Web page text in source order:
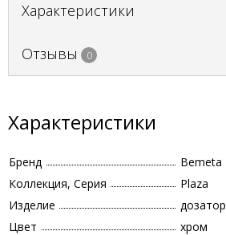
Характеристики
Отзывы 0
Характеристики
Бренд
Bemeta
Коллекция, Серия
Plaza
Изделие
дозатор
Цвет
хром